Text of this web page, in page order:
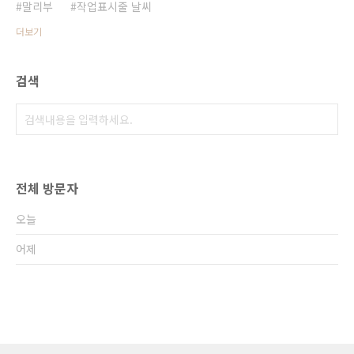
말리부 작업표시줄 날씨
더보기
검색
전체 방문자
오늘
어제